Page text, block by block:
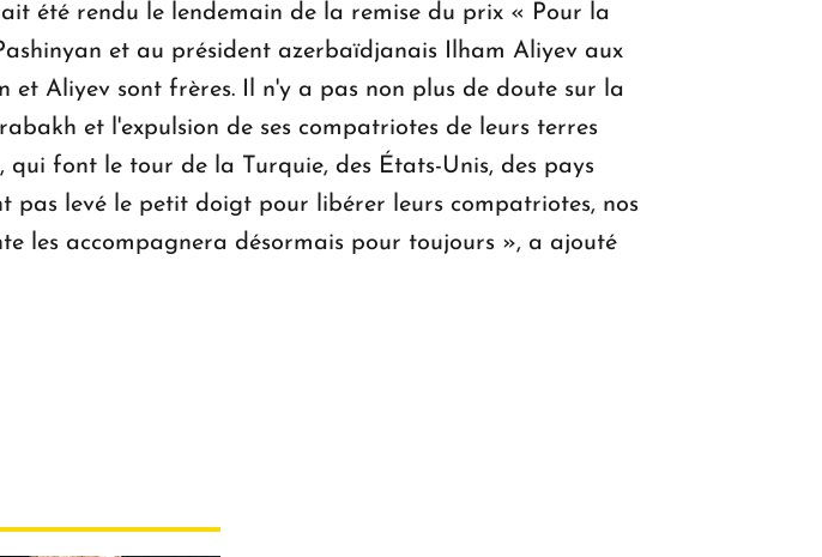
été rendu le lendemain de la remise du prix « Pour la
et au président azerbaïdjanais Ilham Aliyev aux
Aliyev sont frères. Il n'y a pas non plus de doute sur la
et l'expulsion de ses compatriotes de leurs terres
font le tour de la Turquie, des États-Unis, des pays
pas levé le petit doigt pour libérer leurs compatriotes, nos
les accompagnera désormais pour toujours », a ajouté